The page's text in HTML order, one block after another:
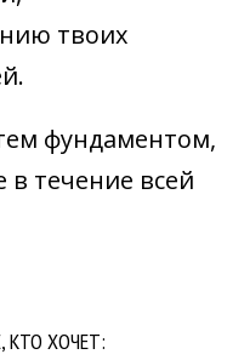
твоих
фундаментом,
в течение всей
КТО ХОЧЕТ: